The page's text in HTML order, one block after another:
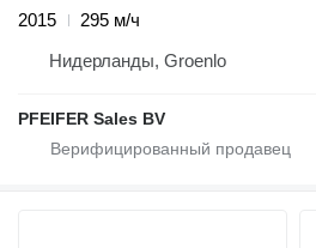
2015
295 м/ч
Нидерланды, Groenlo
PFEIFER Sales BV